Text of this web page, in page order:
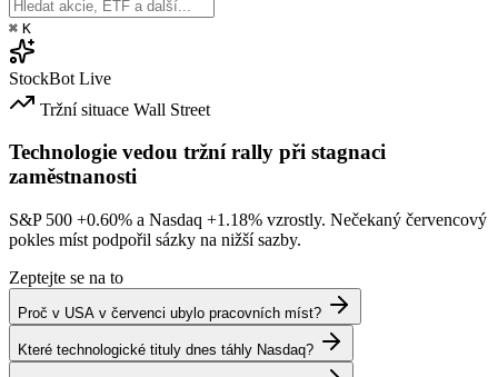
⌘ K
StockBot Live
Tržní situace Wall Street
Technologie vedou tržní rally při stagnaci
zaměstnanosti
S&P 500 +0.60% a Nasdaq +1.18% vzrostly. Nečekaný červencový
pokles míst podpořil sázky na nižší sazby.
Zeptejte se na to
Proč v USA v červenci ubylo pracovních míst?
Které technologické tituly dnes táhly Nasdaq?